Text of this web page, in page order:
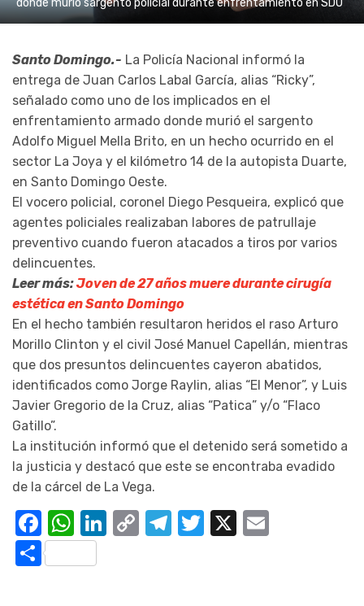
donde murió sargento policial durante enfrentamiento en SDO
Santo Domingo.- La Policía Nacional informó la
entrega de Juan Carlos Labal García, alias “Ricky”,
señalado como uno de los implicados en el
enfrentamiento armado donde murió el sargento
Adolfo Miguel Mella Brito, en un hecho ocurrido en el
sector La Joya y el kilómetro 14 de la autopista Duarte,
en Santo Domingo Oeste.
El vocero policial, coronel Diego Pesqueira, explicó que
agentes policiales realizaban labores de patrullaje
preventivo cuando fueron atacados a tiros por varios
delincuentes.
Leer más:Joven de 27 años muere durante cirugía
estética en Santo Domingo
En el hecho también resultaron heridos el raso Arturo
Morillo Clinton y el civil José Manuel Capellán, mientras
que dos presuntos delincuentes cayeron abatidos,
identificados como Jorge Raylin, alias “El Menor”, y Luis
Javier Gregorio de la Cruz, alias “Patica” y/o “Flaco
Gatillo”.
La institución informó que el detenido será sometido a
la justicia y destacó que este se encontraba evadido
de la cárcel de La Vega.
Facebook
WhatsApp
LinkedIn
CopyTelegram
Twitter
X
Compartir